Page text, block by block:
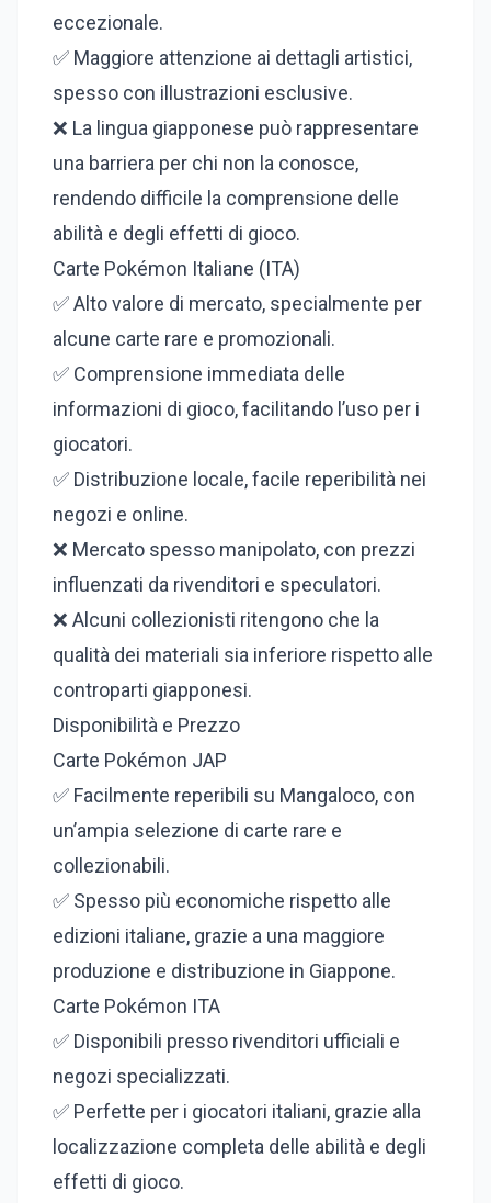
eccezionale.
✅ Maggiore attenzione ai dettagli artistici,
spesso con illustrazioni esclusive.
❌ La lingua giapponese può rappresentare
una barriera per chi non la conosce,
rendendo difficile la comprensione delle
abilità e degli effetti di gioco.
Carte Pokémon Italiane (ITA)
✅ Alto valore di mercato, specialmente per
alcune carte rare e promozionali.
✅ Comprensione immediata delle
informazioni di gioco, facilitando l’uso per i
giocatori.
✅ Distribuzione locale, facile reperibilità nei
negozi e online.
❌ Mercato spesso manipolato, con prezzi
influenzati da rivenditori e speculatori.
❌ Alcuni collezionisti ritengono che la
qualità dei materiali sia inferiore rispetto alle
controparti giapponesi.
Disponibilità e Prezzo
Carte Pokémon JAP
✅ Facilmente reperibili su Mangaloco, con
un’ampia selezione di carte rare e
collezionabili.
✅ Spesso più economiche rispetto alle
edizioni italiane, grazie a una maggiore
produzione e distribuzione in Giappone.
Carte Pokémon ITA
✅ Disponibili presso rivenditori ufficiali e
negozi specializzati.
✅ Perfette per i giocatori italiani, grazie alla
localizzazione completa delle abilità e degli
effetti di gioco.